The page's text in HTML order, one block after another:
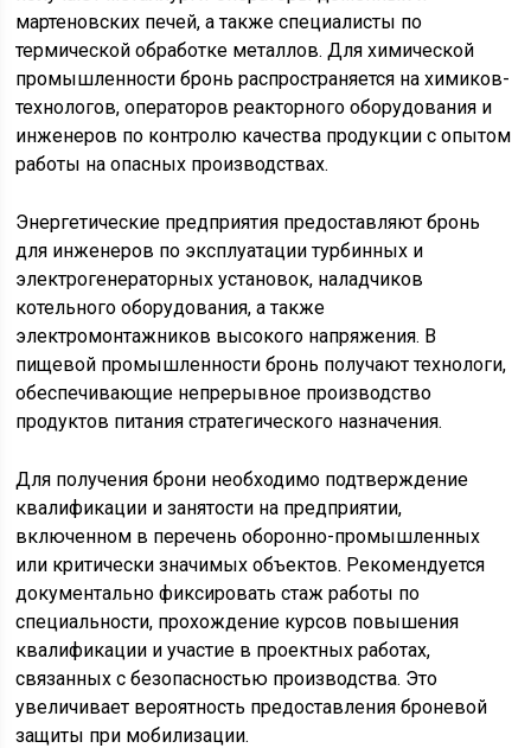
мартеновских печей, а также специалисты по
термической обработке металлов. Для химической
промышленности бронь распространяется на химиков-
технологов, операторов реакторного оборудования и
инженеров по контролю качества продукции с опытом
работы на опасных производствах.
Энергетические предприятия предоставляют бронь
для инженеров по эксплуатации турбинных и
электрогенераторных установок, наладчиков
котельного оборудования, а также
электромонтажников высокого напряжения. В
пищевой промышленности бронь получают технологи,
обеспечивающие непрерывное производство
продуктов питания стратегического назначения.
Для получения брони необходимо подтверждение
квалификации и занятости на предприятии,
включенном в перечень оборонно-промышленных
или критически значимых объектов. Рекомендуется
документально фиксировать стаж работы по
специальности, прохождение курсов повышения
квалификации и участие в проектных работах,
связанных с безопасностью производства. Это
увеличивает вероятность предоставления броневой
защиты при мобилизации.